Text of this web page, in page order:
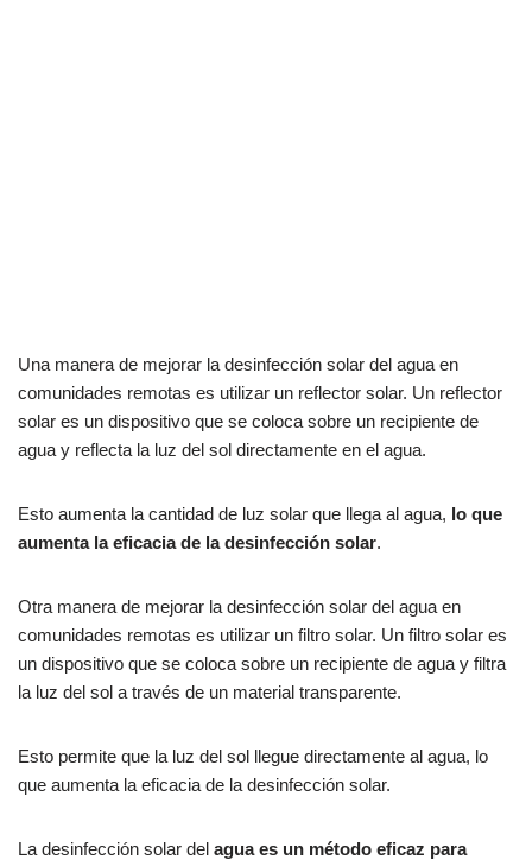
Una manera de mejorar la desinfección solar del agua en
comunidades remotas es utilizar un reflector solar. Un reflector
solar es un dispositivo que se coloca sobre un recipiente de
agua y reflecta la luz del sol directamente en el agua.
Esto aumenta la cantidad de luz solar que llega al agua, lo que
aumenta la eficacia de la desinfección solar.
Otra manera de mejorar la desinfección solar del agua en
comunidades remotas es utilizar un filtro solar. Un filtro solar es
un dispositivo que se coloca sobre un recipiente de agua y filtra
la luz del sol a través de un material transparente.
Esto permite que la luz del sol llegue directamente al agua, lo
que aumenta la eficacia de la desinfección solar.
La desinfección solar del agua es un método eficaz para